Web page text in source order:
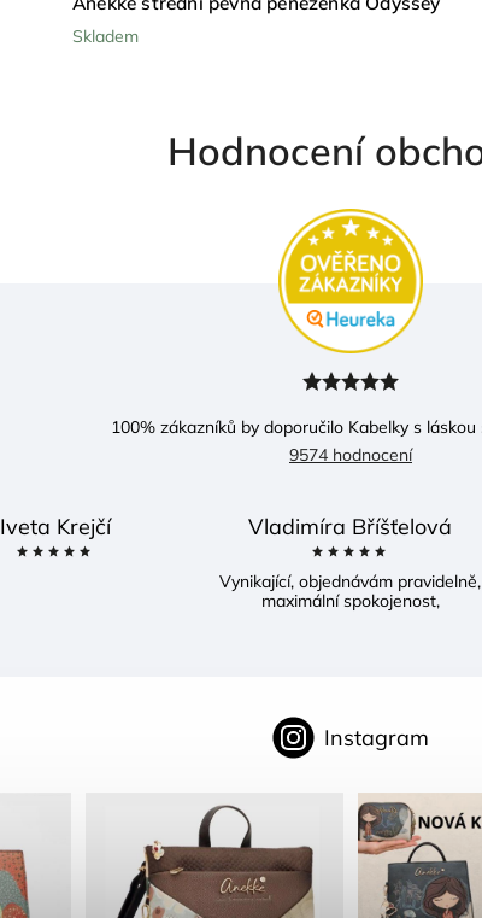
Skladem
Hodnocení
100% zákazníků by doporučilo Kabelky s
9574 hodnocení
Iveta Krejčí Vladimíra Bříšťelová
Vynikající, objednávám pravidelně,
maximální spokojenost,
Instagram